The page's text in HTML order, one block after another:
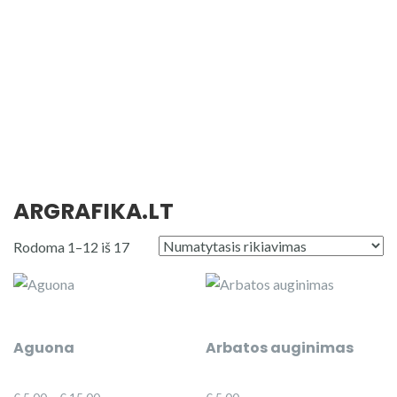
ARGRAFIKA.LT
Rodoma 1–12 iš 17
Aguona Arbatos auginimas